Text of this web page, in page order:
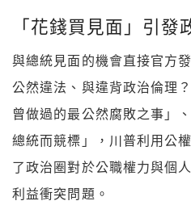
「花錢買見面」引發
與總統見面的機會直接官方
公然違法、與違背政治倫理
曾做過的最公然腐敗之事」
總統而競標」，川普利用公
了政治圈對於公職權力與個
利益衝突問題。